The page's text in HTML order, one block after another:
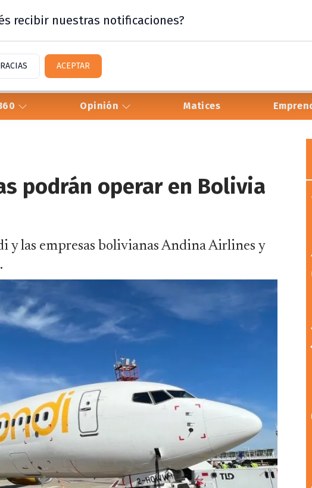
Opinión Matices
podrán operar en Bolivia
y las empresas bolivianas Andina Airlines y
recibir nuestras notificaciones?
ACEPTAR